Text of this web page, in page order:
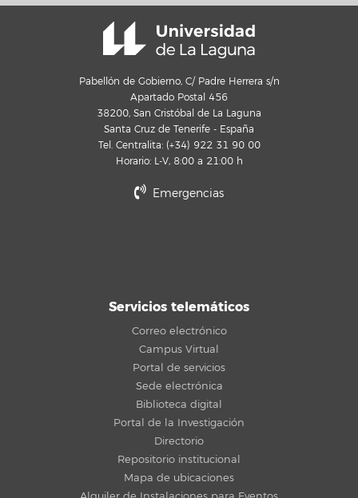
Pabellón de Gobierno, C/ Padre Herrera s/n
Apartado Postal 456
38200, San Cristóbal de La Laguna
Santa Cruz de Tenerife - España
Tel. Centralita: (+34) 922 31 90 00
Horario: L-V, 8:00 a 21:00 h
Emergencias
Servicios telemáticos
Correo electrónico
Campus Virtual
Portal de servicios
Sede electrónica
Biblioteca digital
Portal de la Investigación
Directorio
Repositorio institucional
Mapa de ubicaciones